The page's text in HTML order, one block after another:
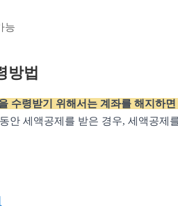
능
방법
수령받기 위해서는 계좌를 해지하
안 세액공제를 받은 경우, 세액공제